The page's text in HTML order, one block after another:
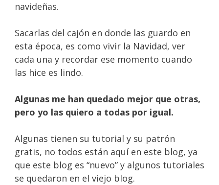
navideñas.
Sacarlas del cajón en donde las guardo en
esta época, es como vivir la Navidad, ver
cada una y recordar ese momento cuando
las hice es lindo.
Algunas me han quedado mejor que otras,
pero yo las quiero a todas por igual.
Algunas tienen su tutorial y su patrón
gratis, no todos están aquí en este blog, ya
que este blog es “nuevo” y algunos tutoriales
se quedaron en el viejo blog.